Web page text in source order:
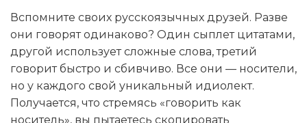
Вспомните своих русскоязычных друзей. Разве
они говорят одинаково? Один сыплет цитатами,
другой использует сложные слова, третий
говорит быстро и сбивчиво. Все они — носители,
но у каждого свой уникальный идиолект.
Получается, что стремясь «говорить как
носитель», вы пытаетесь скопировать